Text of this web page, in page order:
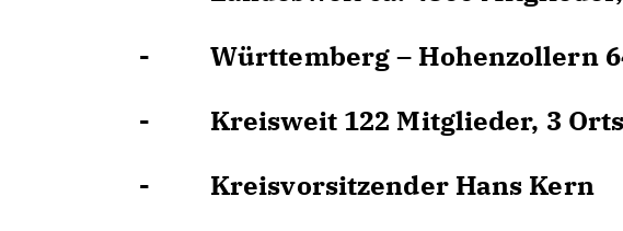
- Württemberg – Hohenzollern
- Kreisweit 122 Mitglieder, 3
- Kreisvorsitzender Hans Kern